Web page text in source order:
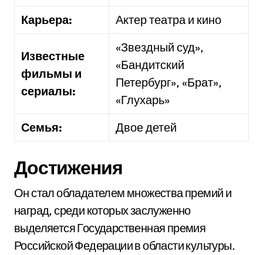
Карьера:
Актер театра и кино
Известные
фильмы и
сериалы:
«Звездный суд»,
«Бандитский
Петербург», «Брат»,
«Глухарь»
Семья:
Двое детей
Достижения
Он стал обладателем множества премий и
наград, среди которых заслуженно
выделяется Государственная премия
Российской Федерации в области культуры.